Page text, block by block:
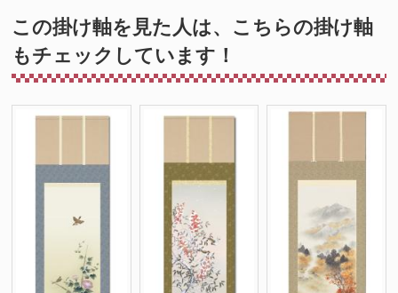
この掛け軸を見た人は、こちらの掛け軸
もチェックしています！